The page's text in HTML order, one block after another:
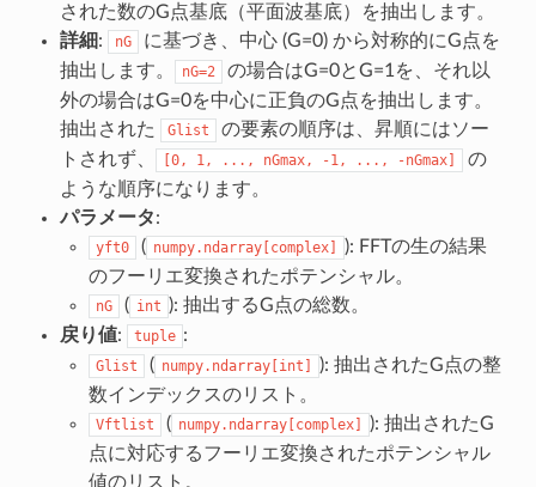
された数のG点基底（平面波基底）を抽出します。
詳細: nG
に基づき、中心 (G=0) から対称的にG点を
抽出します。
nG=2
の場合はG=0とG=1を、それ以
外の場合はG=0を中心に正負のG点を抽出します。
抽出された
Glist
の要素の順序は、昇順にはソー
トされず、
[0, 1, ..., nGmax, -1, ..., -nGmax]
の
ような順序になります。
パラメータ:
yft0 ( numpy.ndarray[complex]
): FFTの生の結果
のフーリエ変換されたポテンシャル。
nG ( int ): 抽出するG点の総数。
戻り値: tuple :
Glist ( numpy.ndarray[int]
): 抽出されたG点の整
数インデックスのリスト。
Vftlist ( numpy.ndarray[complex]
): 抽出されたG
点に対応するフーリエ変換されたポテンシャル
値のリスト。